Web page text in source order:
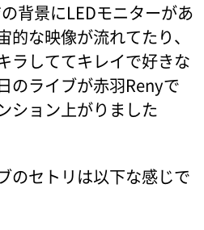
背景にLEDモニターがあ
的な映像が流れてたり、
ラしててキレイで好きな
のライブが赤羽Renyで
ション上がりました
のセトリは以下な感じで